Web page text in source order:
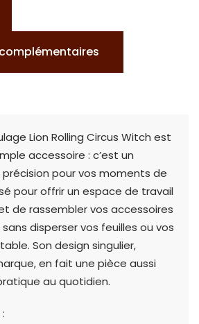
Lion Rolling Circus Witch est
accessoire : c’est un
pour vos moments de
pour offrir un espace de travail
de rassembler vos accessoires
disperser vos feuilles ou vos
Son design singulier,
en fait une pièce aussi
au quotidien.